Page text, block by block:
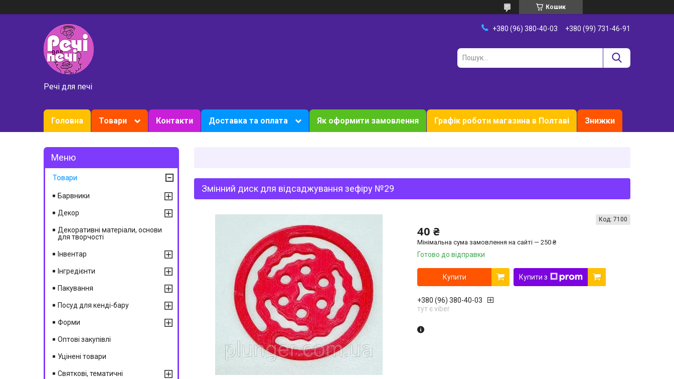
Кошик
Речі для печі
+380 (96) 380-40-03 +380 (99) 731-46-91
Головна Товари Контакти Доставка та оплата Як оформити замовлення Графік роботи магазина в Полтаві Знижки
Змінний диск для відсаджування зефіру №29
40 ₴
Мінімальна сума замовлення на сайті — 250 ₴
Готово до відправки
Код: 7100
Купити Купити з
+380 (96) 380-40-03
тут є viber
Товари
Барвники
Декор
Декоративні матеріали, основи
для творчості
Інвентар
Інгредієнти
Пакування
Посуд для кенді-бару
Форми
Оптові закупівлі
Уцінені товари
Святкові, тематичні